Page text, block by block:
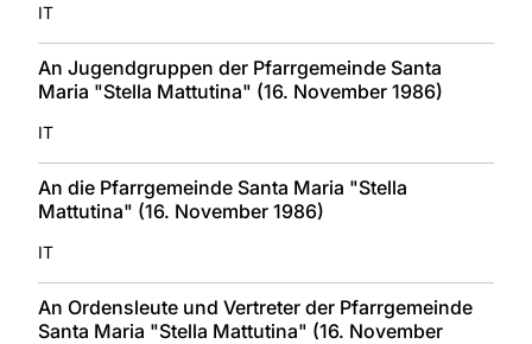
IT
An Jugendgruppen der Pfarrgemeinde Santa
Maria "Stella Mattutina" (16. November 1986)
IT
An die Pfarrgemeinde Santa Maria "Stella
Mattutina" (16. November 1986)
IT
An Ordensleute und Vertreter der Pfarrgemeinde
Santa Maria "Stella Mattutina" (16. November